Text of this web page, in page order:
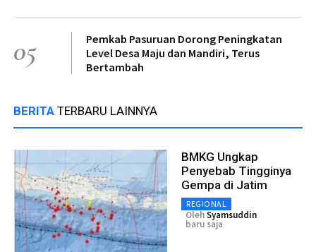
05
Pemkab Pasuruan Dorong Peningkatan
Level Desa Maju dan Mandiri, Terus
Bertambah
BERITA TERBARU LAINNYA
BMKG Ungkap
Penyebab Tingginya
Gempa di Jatim
REGIONAL
OlehSyamsuddin
baru saja